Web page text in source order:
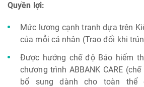
Quyền lợi:
Mức lương cạnh tranh dựa trên
của mỗi cá nhân (Trao đổi khi
Được hưởng chế độ Bảo hiểm
chương trình ABBANK CARE
bổ sung dành cho toàn thể